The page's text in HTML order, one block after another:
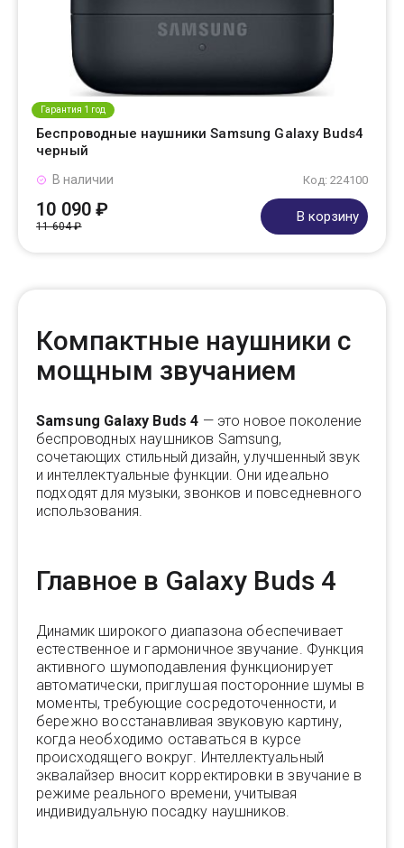
Гарантия 1 год
Беспроводные наушники Samsung Galaxy Buds4
черный
Код: 224100
В наличии
10 090 ₽
11 604 ₽
В корзину
Компактные наушники с
мощным звучанием
Samsung Galaxy Buds 4 — это новое поколение
беспроводных наушников Samsung,
сочетающих стильный дизайн, улучшенный звук
и интеллектуальные функции. Они идеально
подходят для музыки, звонков и повседневного
использования.
Главное в Galaxy Buds 4
Динамик широкого диапазона обеспечивает
естественное и гармоничное звучание. Функция
активного шумоподавления функционирует
автоматически, приглушая посторонние шумы в
моменты, требующие сосредоточенности, и
бережно восстанавливая звуковую картину,
когда необходимо оставаться в курсе
происходящего вокруг. Интеллектуальный
эквалайзер вносит корректировки в звучание в
режиме реального времени, учитывая
индивидуальную посадку наушников.